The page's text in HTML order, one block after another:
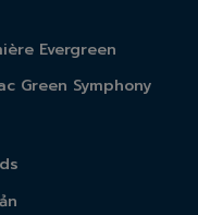
Evergreen
Green Symphony